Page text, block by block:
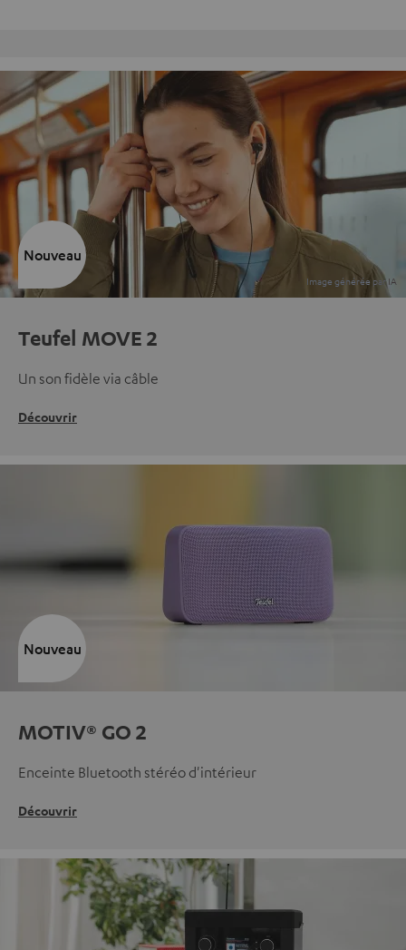
Teufel MOVE 2
Un son fidèle via câble
Découvrir
Nouveau
MOTIV® GO 2
Enceinte Bluetooth stéréo d'intérieur
Découvrir
Nouveau